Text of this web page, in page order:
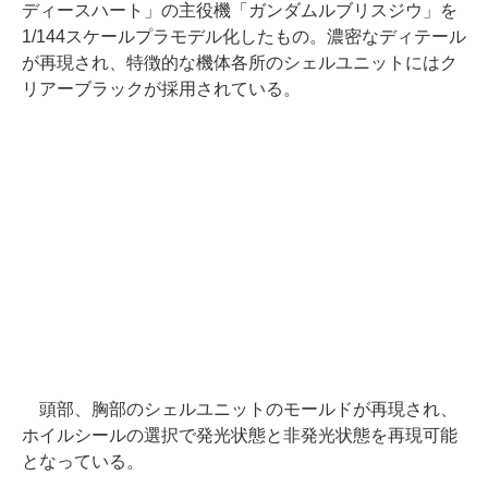
ディースハート」の主役機「ガンダムルブリスジウ」を
1/144スケールプラモデル化したもの。濃密なディテール
が再現され、特徴的な機体各所のシェルユニットにはク
リアーブラックが採用されている。
頭部、胸部のシェルユニットのモールドが再現され、
ホイルシールの選択で発光状態と非発光状態を再現可能
となっている。